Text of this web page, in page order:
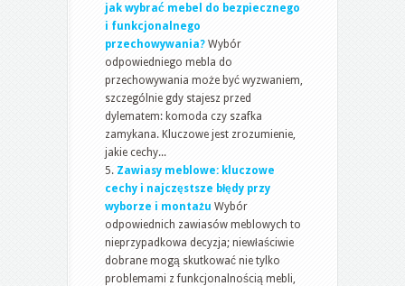
jak wybrać mebel do bezpiecznego
i funkcjonalnego
przechowywania? Wybór
odpowiedniego mebla do
przechowywania może być wyzwaniem,
szczególnie gdy stajesz przed
dylematem: komoda czy szafka
zamykana. Kluczowe jest zrozumienie,
jakie cechy...
Zawiasy meblowe: kluczowe
cechy i najczęstsze błędy przy
wyborze i montażu Wybór
odpowiednich zawiasów meblowych to
nieprzypadkowa decyzja; niewłaściwie
dobrane mogą skutkować nie tylko
problemami z funkcjonalnością mebli,